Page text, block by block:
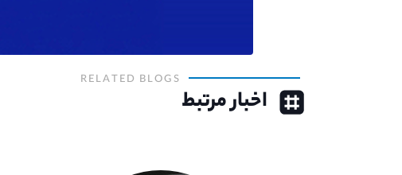
RELATED BLOGS
اخبار مرتبط